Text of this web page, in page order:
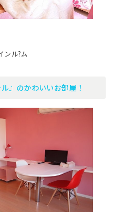
ンル?ム
』のかわいいお部屋！